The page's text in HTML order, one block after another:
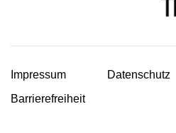
Impressum
Datenschutz
Barrierefreiheit